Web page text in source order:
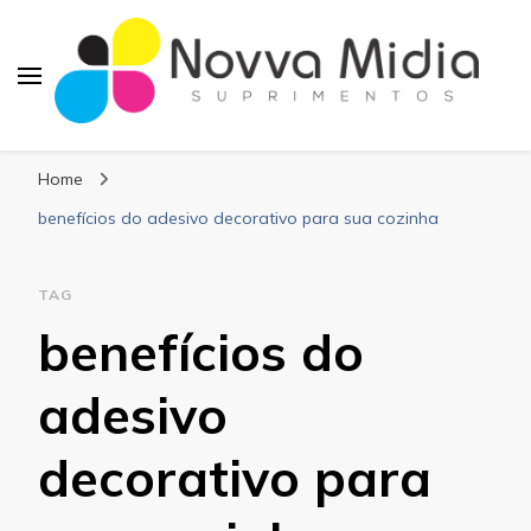
Home
benefícios do adesivo decorativo para sua cozinha
TAG
benefícios do
adesivo
decorativo para